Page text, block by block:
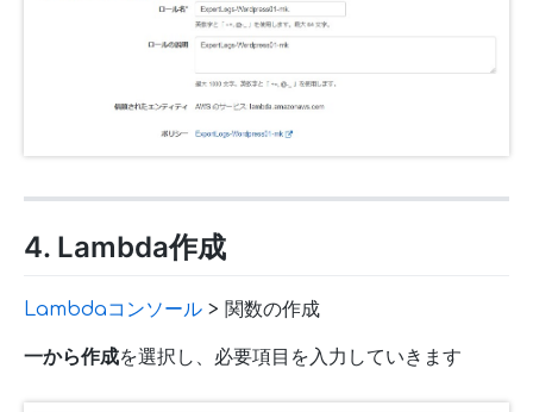
4. Lambda作成
Lambdaコンソール > 関数の作成
一から作成を選択し、必要項目を入力していきます